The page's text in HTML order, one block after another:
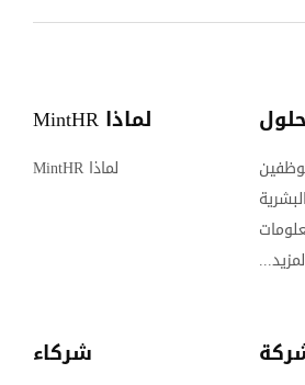
حلول لماذا MintHR
لماذا MintHR
شركاء